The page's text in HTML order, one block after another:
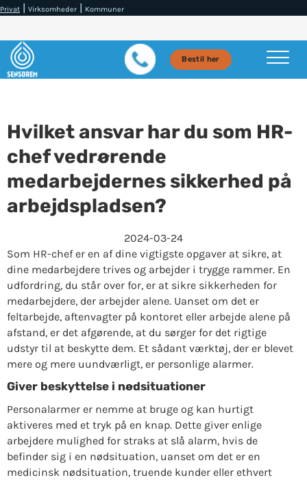
Privat | Virksomheder | Kommuner
Bestil her
Hvilket ansvar har du som HR-
chef vedrørende
medarbejdernes sikkerhed på
arbejdspladsen?
2024-03-24
Som HR-chef er en af ​​dine vigtigste opgaver at sikre, at
dine medarbejdere trives og arbejder i trygge rammer. En
udfordring, du står over for, er at sikre sikkerheden for
medarbejdere, der arbejder alene. Uanset om det er
feltarbejde, aftenvagter på kontoret eller arbejde alene på
afstand, er det afgørende, at du sørger for det rigtige
udstyr til at beskytte dem. Et sådant værktøj, der er blevet
mere og mere uundværligt, er personlige alarmer.
Giver beskyttelse i nødsituationer
Personalarmer er nemme at bruge og kan hurtigt
aktiveres med et tryk på en knap. Dette giver enlige
arbejdere mulighed for straks at slå alarm, hvis de
befinder sig i en nødsituation, uanset om det er en
medicinsk nødsituation, truende kunder eller ethvert